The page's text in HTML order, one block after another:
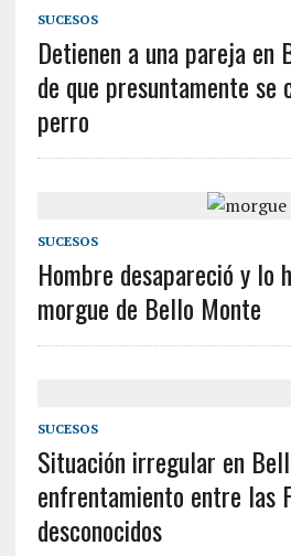
SUCESOS
Detienen a una pareja en
de que presuntamente se
perro
SUCESOS
Hombre desapareció y lo
morgue de Bello Monte
SUCESOS
Situación irregular en
enfrentamiento entre las
desconocidos